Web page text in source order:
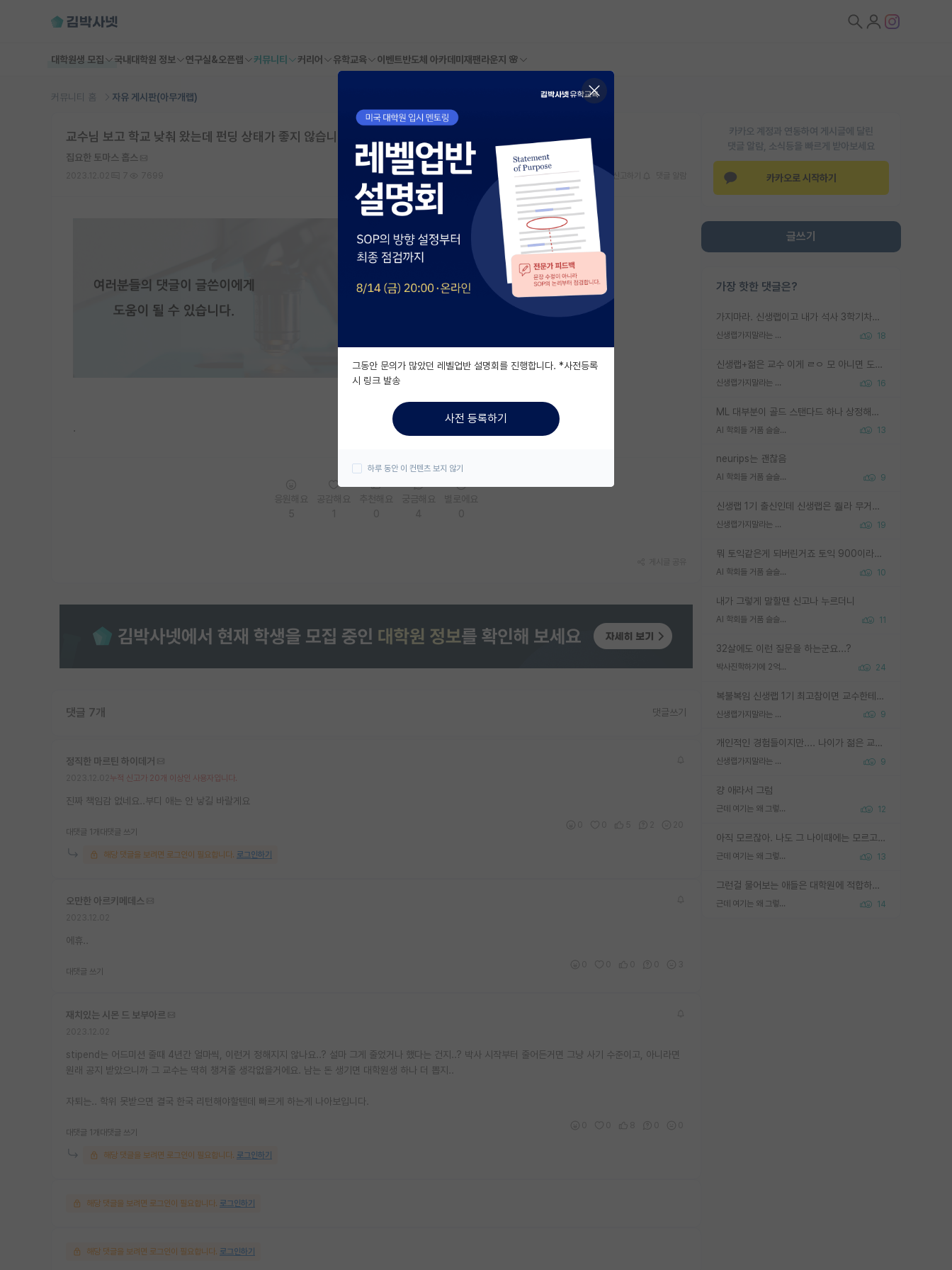
대학원생 모집 국내대학원 정보 연구실&오픈랩 커뮤니티 커리어 유학교육 이벤트반도체 아카데미 재팬라운지 🌸
커뮤니티 홈 자유 게시판(아무개랩)
카카오 계정과 연동하여 게시글에 달린
댓글 알람, 소식등을 빠르게 받아보세요
카카오로 시작하기
글쓰기
가장 핫한 댓글은?
가지마라. 신생랩이고 내가 석사 3학기차인데 최고참인데 나도 아무것도 모르는데 교수가 후배들 왜 논문 교육 안시키냐. 논문 왜 안 써오냐 닦달한다
신생랩가지말라는 이유가 있었구나 18
신생랩+젊은 교수 이게 ㄹㅇ 모 아니면 도인듯.
신생랩가지말라는 이유가 있었구나 16
ML 대부분이 골드 스탠다드 하나 상정해놓고 (벤치마크 데이터셋이 여러 개면 여러 개 상정) 그거 얼마나 잘 맞추나 싸움임 가끔 번뜩이는 설계 철학을 보여주는 논문들도 있지만 대부분 그거 성적 얼마나 더 올리느라에 혈안이 되어 있는 측면이 잇음
AI 학회들 거품 슬슬 지적이 나오네요 13
neurips는 괜찮음
AI 학회들 거품 슬슬 지적이 나오네요 9
신생랩 1기 출신인데 신생랩은 줠라 무거운 바벨 같은거임. 들면 대박인데 못들면 깔려 죽음. 아무도 알려주지 않는 환경에서 자생해야하지만, 일단 살아남았다면 그 어떤 사람보다 악착같고 생존력 높은 사람으로 거듭날 수 있음
신생랩가지말라는 이유가 있었구나 19
뭐 토익같은게 되버린거죠 토익 900이라고 영어잘하는건 아닙니다만 잘하는사람은 다 900을 넘는 그런
AI 학회들 거품 슬슬 지적이 나오네요 10
내가 그렇게 말할땐 신고나 누르더니
AI 학회들 거품 슬슬 지적이 나오네요 11
32살에도 이런 질문을 하는군요...?
박사진학하기에 2억은 괜찮은 (?) 정도의 경제력인가요 24
복불복임 신생랩 1기 최고참이면 교수한테 직접 지도받는 시간이 매우 많음 제대로 된 교수라면 말이지 그게 아니라면 그냥 넌 해방 불가능한 노예 1호에 감점쓰레기통이 되는거고
신생랩가지말라는 이유가 있었구나 9
개인적인 경험들이지만.... 나이가 젊은 교수일수록 꼰대라는 가면을 쓴 채로 무례함을 행동하는 경우가 거의 90% 정도였음. 나이가 어린데 다른 또래들과 달리 명예, 권력, 재력까지 얻었으니 세상 다 가진 기분이겠지. 오히러 나이 든 교수들이 행동과 말을 더 조심하시더라.
신생랩가지말라는 이유가 있었구나 9
걍 애라서 그럼
근데 여기는 왜 그렇게 SPK를 물어보는거임? 12
아직 모르잖아. 나도 그 나이때에는 모르고 평가 받고 안심하고 싶었어.
근데 여기는 왜 그렇게 SPK를 물어보는거임? 13
그런걸 물어보는 애들은 대학원에 적합하지 않다
근데 여기는 왜 그렇게 SPK를 물어보는거임? 14
교수님 보고 학교 낮춰 왔는데 펀딩 상태가 좋지 않습니다
집요한 토마스 홉스
스크랩 신고하기
.
댓글 7개 댓글쓰기
정직한 마르틴 하이데거
누적 신고가 20개 이상인 사용자입니다.
진짜 책임감 없네요..부디 애는 안 낳길 바랄게요
대댓글 1개 대댓글 쓰기
해당 댓글을 보려면 로그인이 필요합니다. 로그인하기
오만한 아르키메데스
에휴..
대댓글 쓰기
재치있는 시몬 드 보부아르
stipend는 어드미션 줄때 4년간 얼마씩, 이런거 정해지지 않나요..? 설마 그게 줄었거나 했다는 건지..? 박사 시작부터 줄어든거면 그냥 사기 수준이고, 아니라면
원래 공지 받았으니까 그 교수는 딱히 챙겨줄 생각없을거에요. 남는 돈 생기면 대학원생 하나 더 뽑지..
자퇴는.. 학위 못받으면 결국 한국 리턴해야할텐데 빠르게 하는게 나아보입니다.
대댓글 1개 대댓글 쓰기
해당 댓글을 보려면 로그인이 필요합니다. 로그인하기
해당 댓글을 보려면 로그인이 필요합니다. 로그인하기
해당 댓글을 보려면 로그인이 필요합니다. 로그인하기
그동안 문의가 많았던 레벨업반 설명회를 진행합니다. *사전등록
시 링크 발송
사전 등록하기
하루 동안 이 컨텐츠 보지 않기